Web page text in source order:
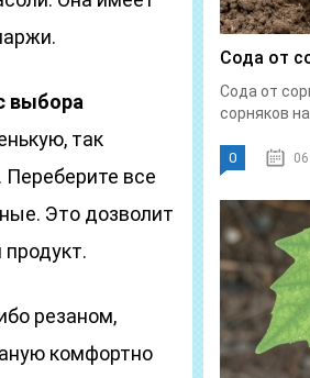
выбора
так
все
Это дозволит
резаном,
комфортно
Сода от
Сода от
сорняков на
0